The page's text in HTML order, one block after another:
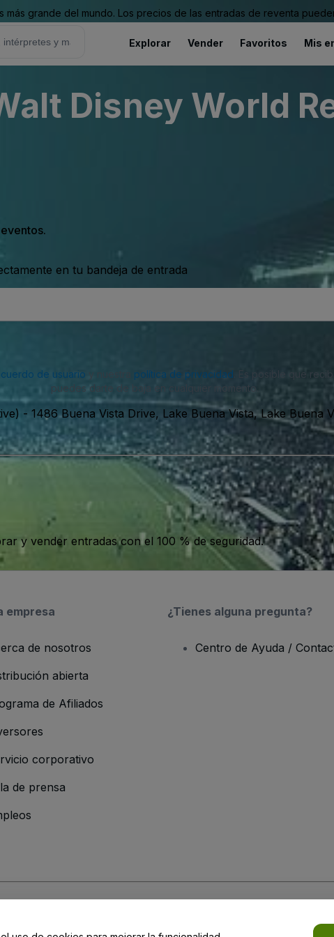
grande del mundo. Los precios de las entradas de reventa
Explorar Vender Favoritos Mis
Disney World
en tu bandeja de entrada
de usuario política de privacidad
. Es posible que
puedes darte de baja en cualquier momento.
- 1486 Buena Vista Drive, Lake Buena Vista, Lake Buena
y vender entradas con el 100 % de seguridad.
empresa
de nosotros
abierta
de Afiliados
corporativo
de prensa
¿Tienes alguna pregunta?
Centro de Ayuda /
y de la